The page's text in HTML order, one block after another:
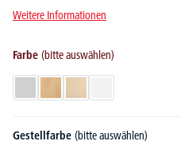
Weitere Informationen
Farbe (bitte auswählen)
Gestellfarbe (bitte auswählen)